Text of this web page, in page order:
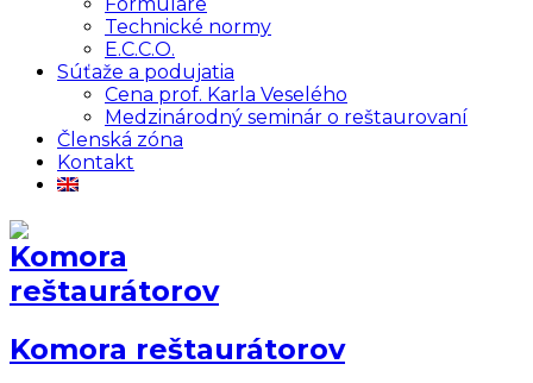
Technické normy
E.C.C.O.
Súťaže a podujatia
Cena prof. Karla Veselého
Medzinárodný seminár o reštaurovaní
Členská zóna
Kontakt
Komora reštaurátorov